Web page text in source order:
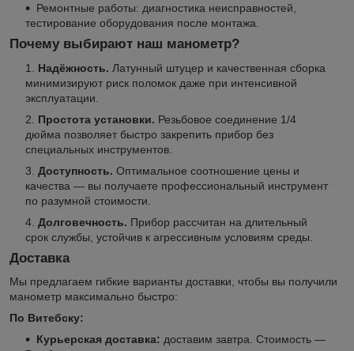
Ремонтные работы: диагностика неисправностей,
тестирование оборудования после монтажа.
Почему выбирают наш манометр?
Надёжность. Латунный штуцер и качественная сборка
минимизируют риск поломок даже при интенсивной
эксплуатации.
Простота установки. Резьбовое соединение 1/4
дюйма позволяет быстро закрепить прибор без
специальных инструментов.
Доступность. Оптимальное соотношение цены и
качества — вы получаете профессиональный инструмент
по разумной стоимости.
Долговечность. Прибор рассчитан на длительный
срок службы, устойчив к агрессивным условиям среды.
Доставка
Мы предлагаем гибкие варианты доставки, чтобы вы получили
манометр максимально быстро:
По Витебску:
Курьерская доставка: доставим завтра. Стоимость —